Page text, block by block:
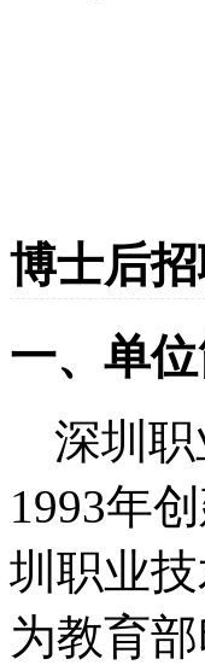
博士后
一、单
深圳
1993年
圳职业
为教育